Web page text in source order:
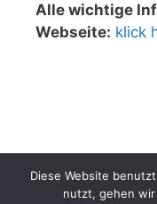
Alle wichtige
Webseite: klick
Diese Website
nutzt, gehen wir